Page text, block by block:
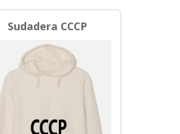
Sudadera CCCP